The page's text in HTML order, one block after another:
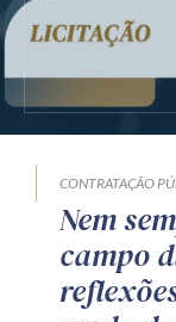
CONTRATAÇÃO
Nem
campo